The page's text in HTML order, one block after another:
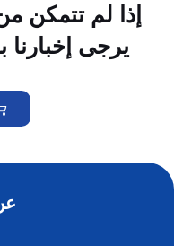
إذا لم تتمكن
يرجى إخبارنا